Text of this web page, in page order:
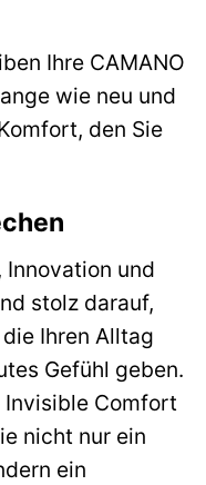
Ihre CAMANO
wie neu und
den Sie
und
stolz darauf,
Ihren Alltag
Gefühl geben.
Invisible Comfort
nicht nur ein
ein